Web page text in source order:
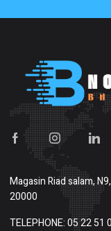
MagasinRiad salam,
20000
TELEPHONE: 05 22 51